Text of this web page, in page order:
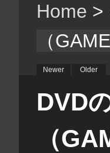
Home >
（GAME
Newer Older
DVD
（